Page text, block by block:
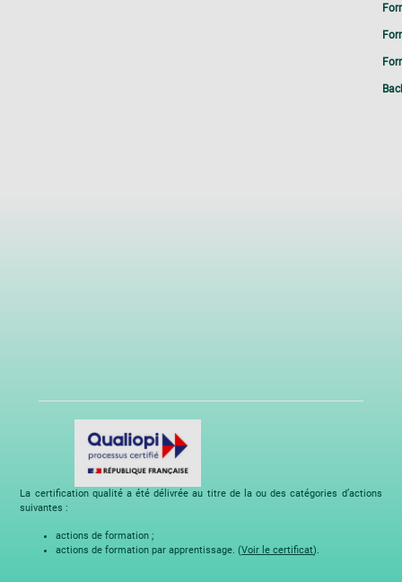
La certification qualité a été délivrée au titre de la ou des catégories d’actions
suivantes :
actions de formation ;
actions de formation par apprentissage. (Voir le certificat).